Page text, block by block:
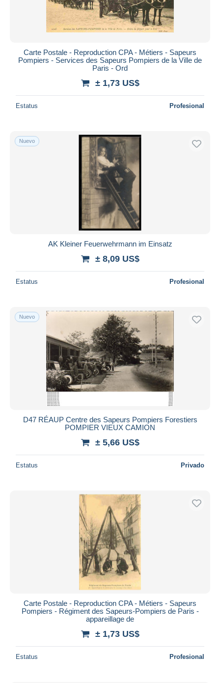
Carte Postale - Reproduction CPA - Métiers - Sapeurs
Pompiers - Services des Sapeurs Pompiers de la Ville de
Paris - Ord
± 1,73 US$
Estatus Profesional
Nuevo
AK Kleiner Feuerwehrmann im Einsatz
± 8,09 US$
Estatus Profesional
Nuevo
D47 RÉAUP Centre des Sapeurs Pompiers Forestiers
POMPIER VIEUX CAMION
± 5,66 US$
Estatus Privado
Carte Postale - Reproduction CPA - Métiers - Sapeurs
Pompiers - Régiment des Sapeurs-Pompiers de Paris -
appareillage de
± 1,73 US$
Estatus Profesional